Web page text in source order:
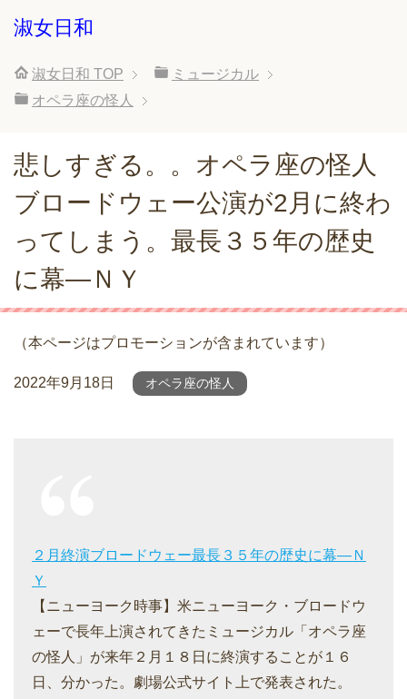
淑女日和
淑女日和 TOP
ミュージカル
オペラ座の怪人
悲しすぎる。。オペラ座の怪人
ブロードウェー公演が2月に終わ
ってしまう。最長３５年の歴史
に幕―ＮＹ
（本ページはプロモーションが含まれています）
2022年9月18日 オペラ座の怪人
２月終演ブロードウェー最長３５年の歴史に幕―Ｎ
Ｙ
【ニューヨーク時事】米ニューヨーク・ブロードウ
ェーで長年上演されてきたミュージカル「オペラ座
の怪人」が来年２月１８日に終演することが１６
日、分かった。劇場公式サイト上で発表された。